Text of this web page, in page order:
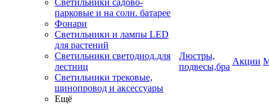
Светильники садово-
парковые и на солн. батарее
Фонари
Светильники и лампы LED
для растений
Светильники светодиод.для
лестниц
Светильники трековые,
шинопровод и аксессуары
Ещё
Люстры,
подвесы,бра
Акции